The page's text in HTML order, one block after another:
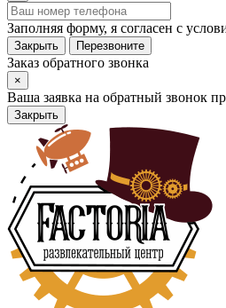
Заполняя форму, я согласен с
Закрыть Перезвоните
Заказ обратного звонка
×
Ваша заявка на обратный звонок
Закрыть